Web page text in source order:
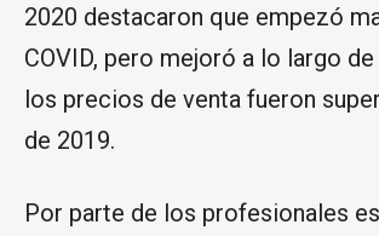
2020 destacaron que empezó
COVID, pero mejoró a lo largo
los precios de venta fueron
de 2019.
Por parte de los profesionales